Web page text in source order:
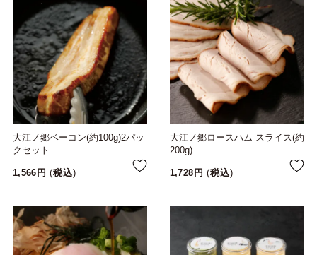
大江ノ郷ベーコン(約100g)2パッ
クセット
1,566 税込
大江ノ郷ロースハム スライス(約
200g)
1,728 税込